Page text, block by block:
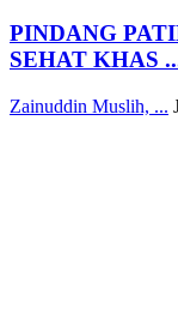
PINDANG
SEHAT KHAS
Zainuddin Muslih, ...